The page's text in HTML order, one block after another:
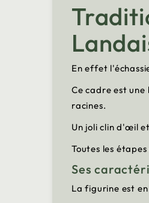
En effet
Ce cadre est
racines.
Un joli clin d'œil
Toutes les
Ses
La figurine est